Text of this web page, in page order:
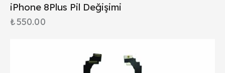
iPhone 8Plus Pil Değişimi
₺550.00